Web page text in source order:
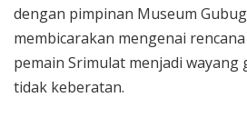
dengan pimpinan Museum
membicarakan mengenai
pemain Srimulat menjadi wayang
tidak keberatan.